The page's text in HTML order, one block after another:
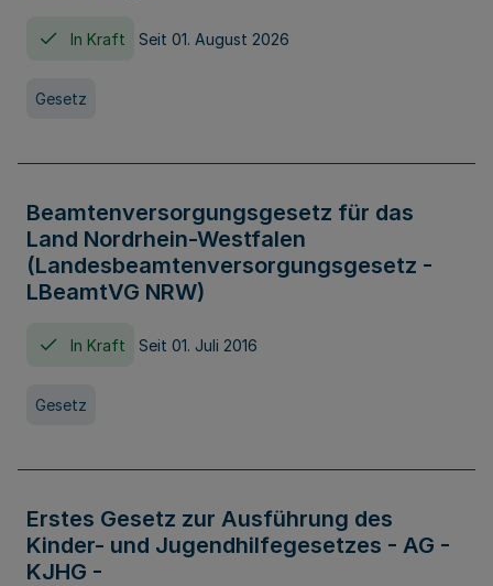
In Kraft Seit 01. August 2026
Gesetz
Beamtenversorgungsgesetz für das
Land Nordrhein-Westfalen
(Landesbeamtenversorgungsgesetz -
LBeamtVG NRW)
In Kraft Seit 01. Juli 2016
Gesetz
Erstes Gesetz zur Ausführung des
Kinder- und Jugendhilfegesetzes - AG -
KJHG -